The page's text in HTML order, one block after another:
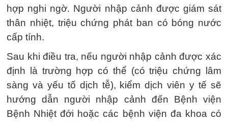
hợp nghi ngờ. Người nhập cảnh được giám sát
thân nhiệt, triệu chứng phát ban có bóng nước
cấp tính.
Sau khi điều tra, nếu người nhập cảnh được xác
định là trường hợp có thể (có triệu chứng lâm
sàng và yếu tố dịch tễ), kiểm dịch viên y tế sẽ
hướng dẫn người nhập cảnh đến Bệnh viện
Bệnh Nhiệt đới hoặc các bệnh viện đa khoa có